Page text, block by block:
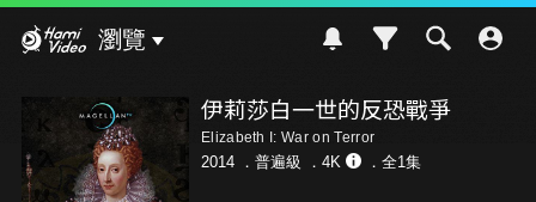
瀏覽
伊莉莎白一世的反恐戰爭
Elizabeth I: War on Terror
2014 ． 普遍級 ．4K ．全1集